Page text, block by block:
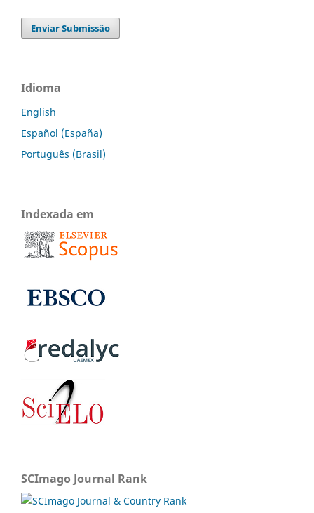
Enviar Submissão
Idioma
English
Español (España)
Português (Brasil)
Indexada em
SCImago Journal Rank